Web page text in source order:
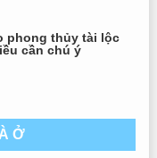
phong thủy tài lộc
cần chú ý
Ở